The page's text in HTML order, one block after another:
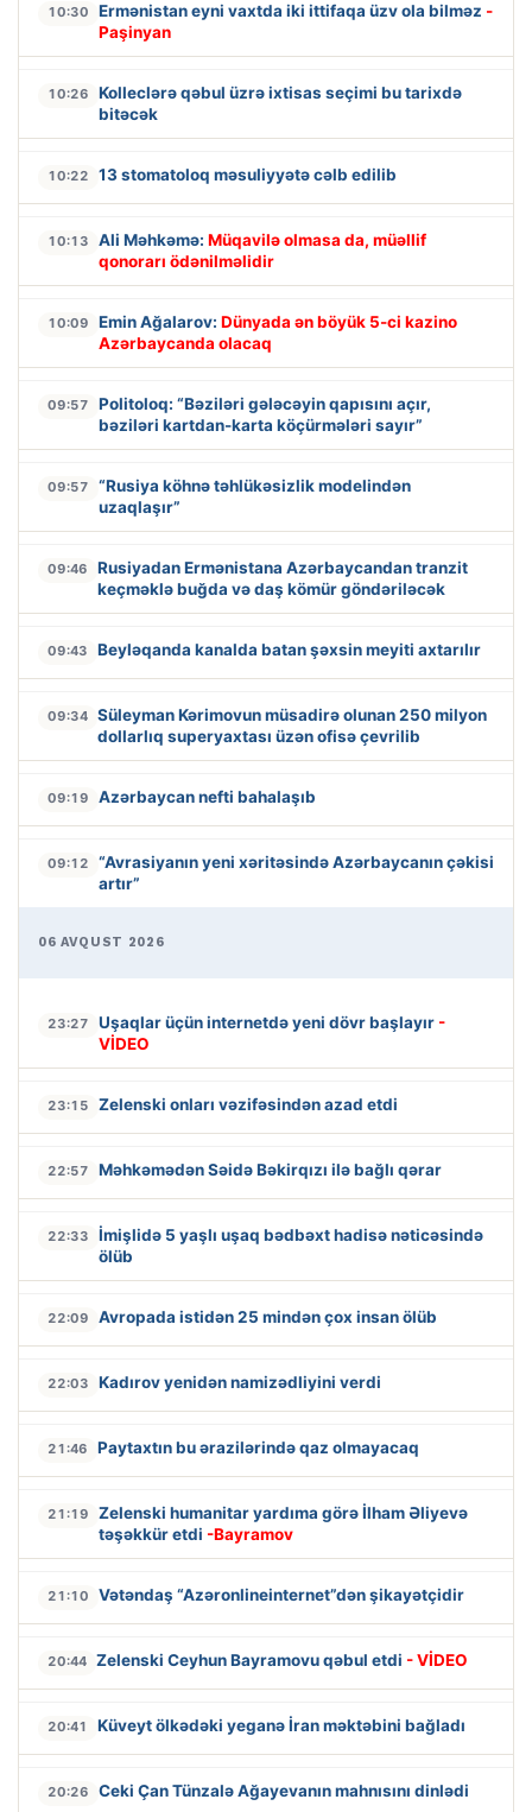
10:30 Ermənistan eyni vaxtda iki ittifaqa üzv ola bilməz -
Paşinyan
10:26
Kolleclərə qəbul üzrə ixtisas seçimi bu tarixdə
bitəcək
10:22 13 stomatoloq məsuliyyətə cəlb edilib
10:13 Ali Məhkəmə: Müqavilə olmasa da, müəllif
qonorarı ödənilməlidir
10:09 Emin Ağalarov: Dünyada ən böyük 5-ci kazino
Azərbaycanda olacaq
09:57
Politoloq: “Bəziləri gələcəyin qapısını açır,
bəziləri kartdan-karta köçürmələri sayır”
09:57
“Rusiya köhnə təhlükəsizlik modelindən
uzaqlaşır”
09:46
Rusiyadan Ermənistana Azərbaycandan tranzit
keçməklə buğda və daş kömür göndəriləcək
09:43 Beyləqanda kanalda batan şəxsin meyiti axtarılır
09:34 Süleyman Kərimovun müsadirə olunan 250 milyon
dollarlıq superyaxtası üzən ofisə çevrilib
09:19 Azərbaycan nefti bahalaşıb
09:12
“Avrasiyanın yeni xəritəsində Azərbaycanın çəkisi
artır”
06 AVQUST 2026
23:27 Uşaqlar üçün internetdə yeni dövr başlayır -
VİDEO
23:15 Zelenski onları vəzifəsindən azad etdi
22:57 Məhkəmədən Səidə Bəkirqızı ilə bağlı qərar
22:33
İmişlidə 5 yaşlı uşaq bədbəxt hadisə nəticəsində
ölüb
22:09 Avropada istidən 25 mindən çox insan ölüb
22:03 Kadırov yenidən namizədliyini verdi
21:46 Paytaxtın bu ərazilərində qaz olmayacaq
21:19
Zelenski humanitar yardıma görə İlham Əliyevə
təşəkkür etdi -Bayramov
21:10 Vətəndaş “Azəronlineinternet”dən şikayətçidir
20:44 Zelenski Ceyhun Bayramovu qəbul etdi - VİDEO
20:41 Küveyt ölkədəki yeganə İran məktəbini bağladı
20:26 Ceki Çan Tünzalə Ağayevanın mahnısını dinlədi